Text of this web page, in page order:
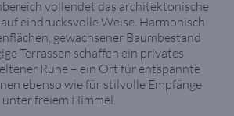
vollendet das architektonische
eindrucksvolle Weise. Harmonisch
gewachsener Baumbestand
Terrassen schaffen ein privates
Ruhe – ein Ort für entspannte
ebenso wie für stilvolle Empfänge
unter freiem Himmel.